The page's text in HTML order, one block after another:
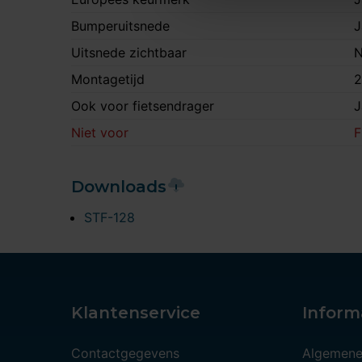
Bumperuitsnede
Uitsnede zichtbaar
Montagetijd
Ook voor fietsendrager
Niet voor
Downloads
STF-128
Klantenservice
Contactgegevens